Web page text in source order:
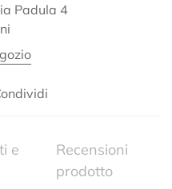
Padula 4
e
Recensioni
prodotto
age
or older?
Yes, I am